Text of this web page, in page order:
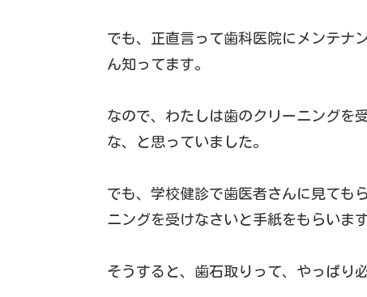
でも、正直言って歯科医院にメンテナ
ん知ってます。
なので、わたしは歯のクリーニングを
な、と思っていました。
でも、学校健診で歯医者さんに見ても
ニングを受けなさいと手紙をもらいます
そうすると、歯石取りって、やっぱり